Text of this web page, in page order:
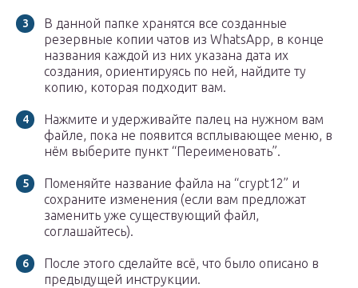
В данной папке хранятся все созданные
резервные копии чатов из WhatsApp, в конце
названия каждой из них указана дата их
создания, ориентируясь по ней, найдите ту
копию, которая подходит вам.
Нажмите и удерживайте палец на нужном вам
файле, пока не появится всплывающее меню, в
нём выберите пункт “Переименовать”.
Поменяйте название файла на “crypt12” и
сохраните изменения (если вам предложат
заменить уже существующий файл,
соглашайтесь).
После этого сделайте всё, что было описано в
предыдущей инструкции.